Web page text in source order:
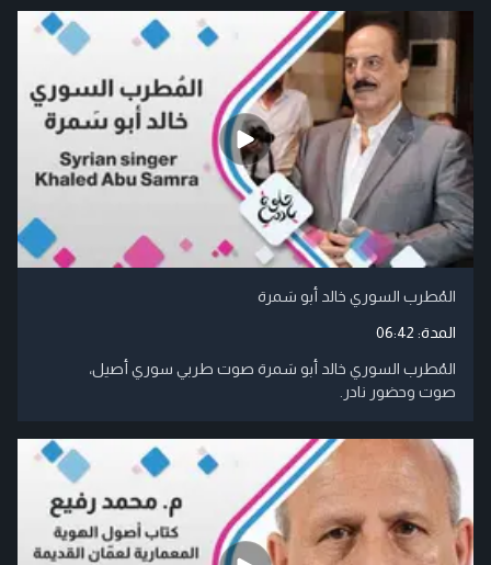
المُطرب السوري خالد أبو سَمرة
المدة: 06:42
المُطرب السوري خالد أبو سَمرة صوت طربي سوري أصيل،
صوت وحضور نادر.